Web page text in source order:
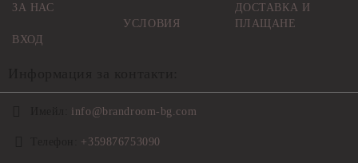
ЗА НАС
ВХОД
УСЛОВИЯ
ДОСТАВКА И
ПЛАЩАНЕ
info@brandroom-bg.com
+359876753090